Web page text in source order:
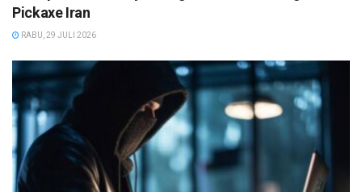
Pickaxe Iran
RABU, 29 JULI 2026